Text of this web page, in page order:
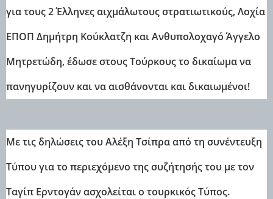
για τους 2 Έλληνες αιχμάλωτους στρατιωτικούς, Λοχία
ΕΠΟΠ Δημήτρη Κούκλατζη και Ανθυπολοχαγό Άγγελο
Μητρετώδη, έδωσε στους Τούρκους το δικαίωμα να
πανηγυρίζουν και να αισθάνονται και δικαιωμένοι!
Mε τις δηλώσεις του Αλέξη Τσίπρα από τη συνέντευξη
Τύπου για το περιεχόμενο της συζήτησής του με τον
Ταγίπ Ερντογάν ασχολείται ο τουρκικός Τύπος.